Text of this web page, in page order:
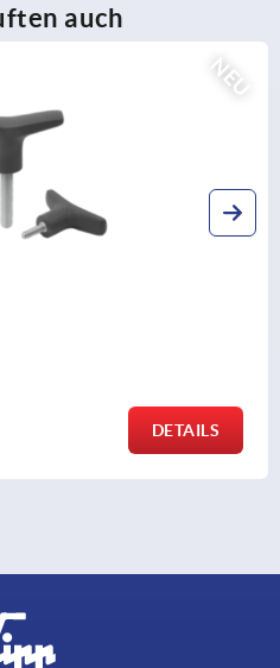
auch
NEU
DETAILS